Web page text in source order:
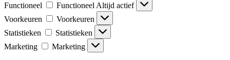
Functioneel
Functioneel Altijd actief
Voorkeuren
Voorkeuren
Statistieken
Statistieken
Marketing
Marketing